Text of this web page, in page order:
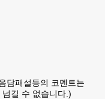
담패설등의 코멘트는
길 수 없습니다.)